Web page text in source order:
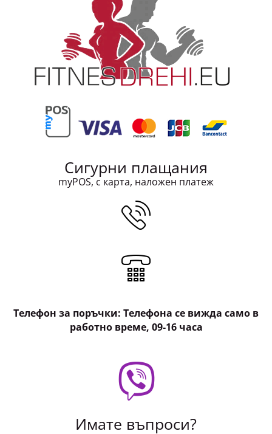
Сигурни плащания
myPOS, с карта, наложен платеж
работно време, 09-16 часа
Имате въпроси?